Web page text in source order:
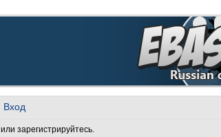
Вход
зарегистрируйтесь.